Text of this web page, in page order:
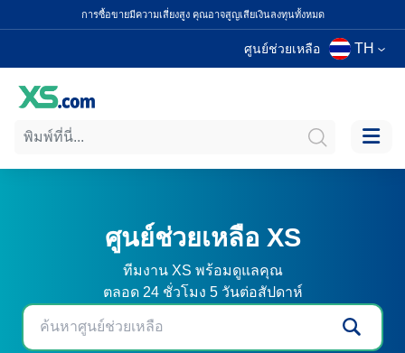
การซื้อขายมีความเสี่ยงสูง คุณอาจสูญเสียเงินลงทุนทั้งหมด
ศูนย์ช่วยเหลือ TH
ศูนย์ช่วยเหลือ XS
ทีมงาน XS พร้อมดูแลคุณ
ตลอด 24 ชั่วโมง 5 วันต่อสัปดาห์